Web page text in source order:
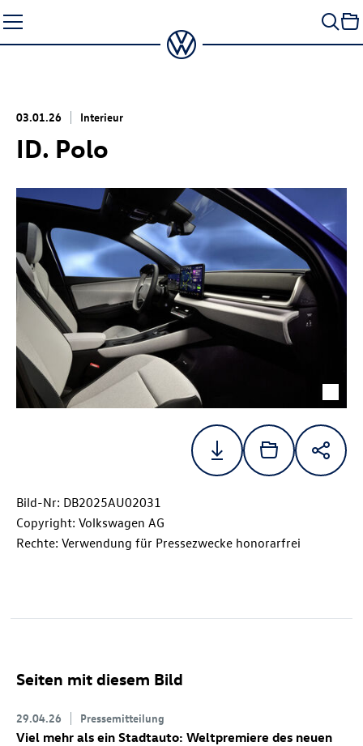
Seiteninhalt
springen
03.01.26 Interieur
ID. Polo
Bild-Nr: DB2025AU02031
Copyright: Volkswagen AG
Rechte: Verwendung für Pressezwecke honorarfrei
Seiten mit diesem Bild
29.04.26 Pressemitteilung
Viel mehr als ein Stadtauto: Weltpremiere des neuen